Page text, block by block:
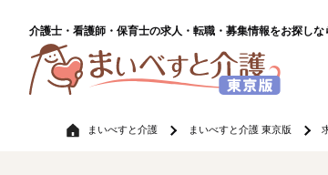
介護士・看護師・保育士の求人・転職・募集情報をお探し
まいべすと介護 まいべすと介護 東京版